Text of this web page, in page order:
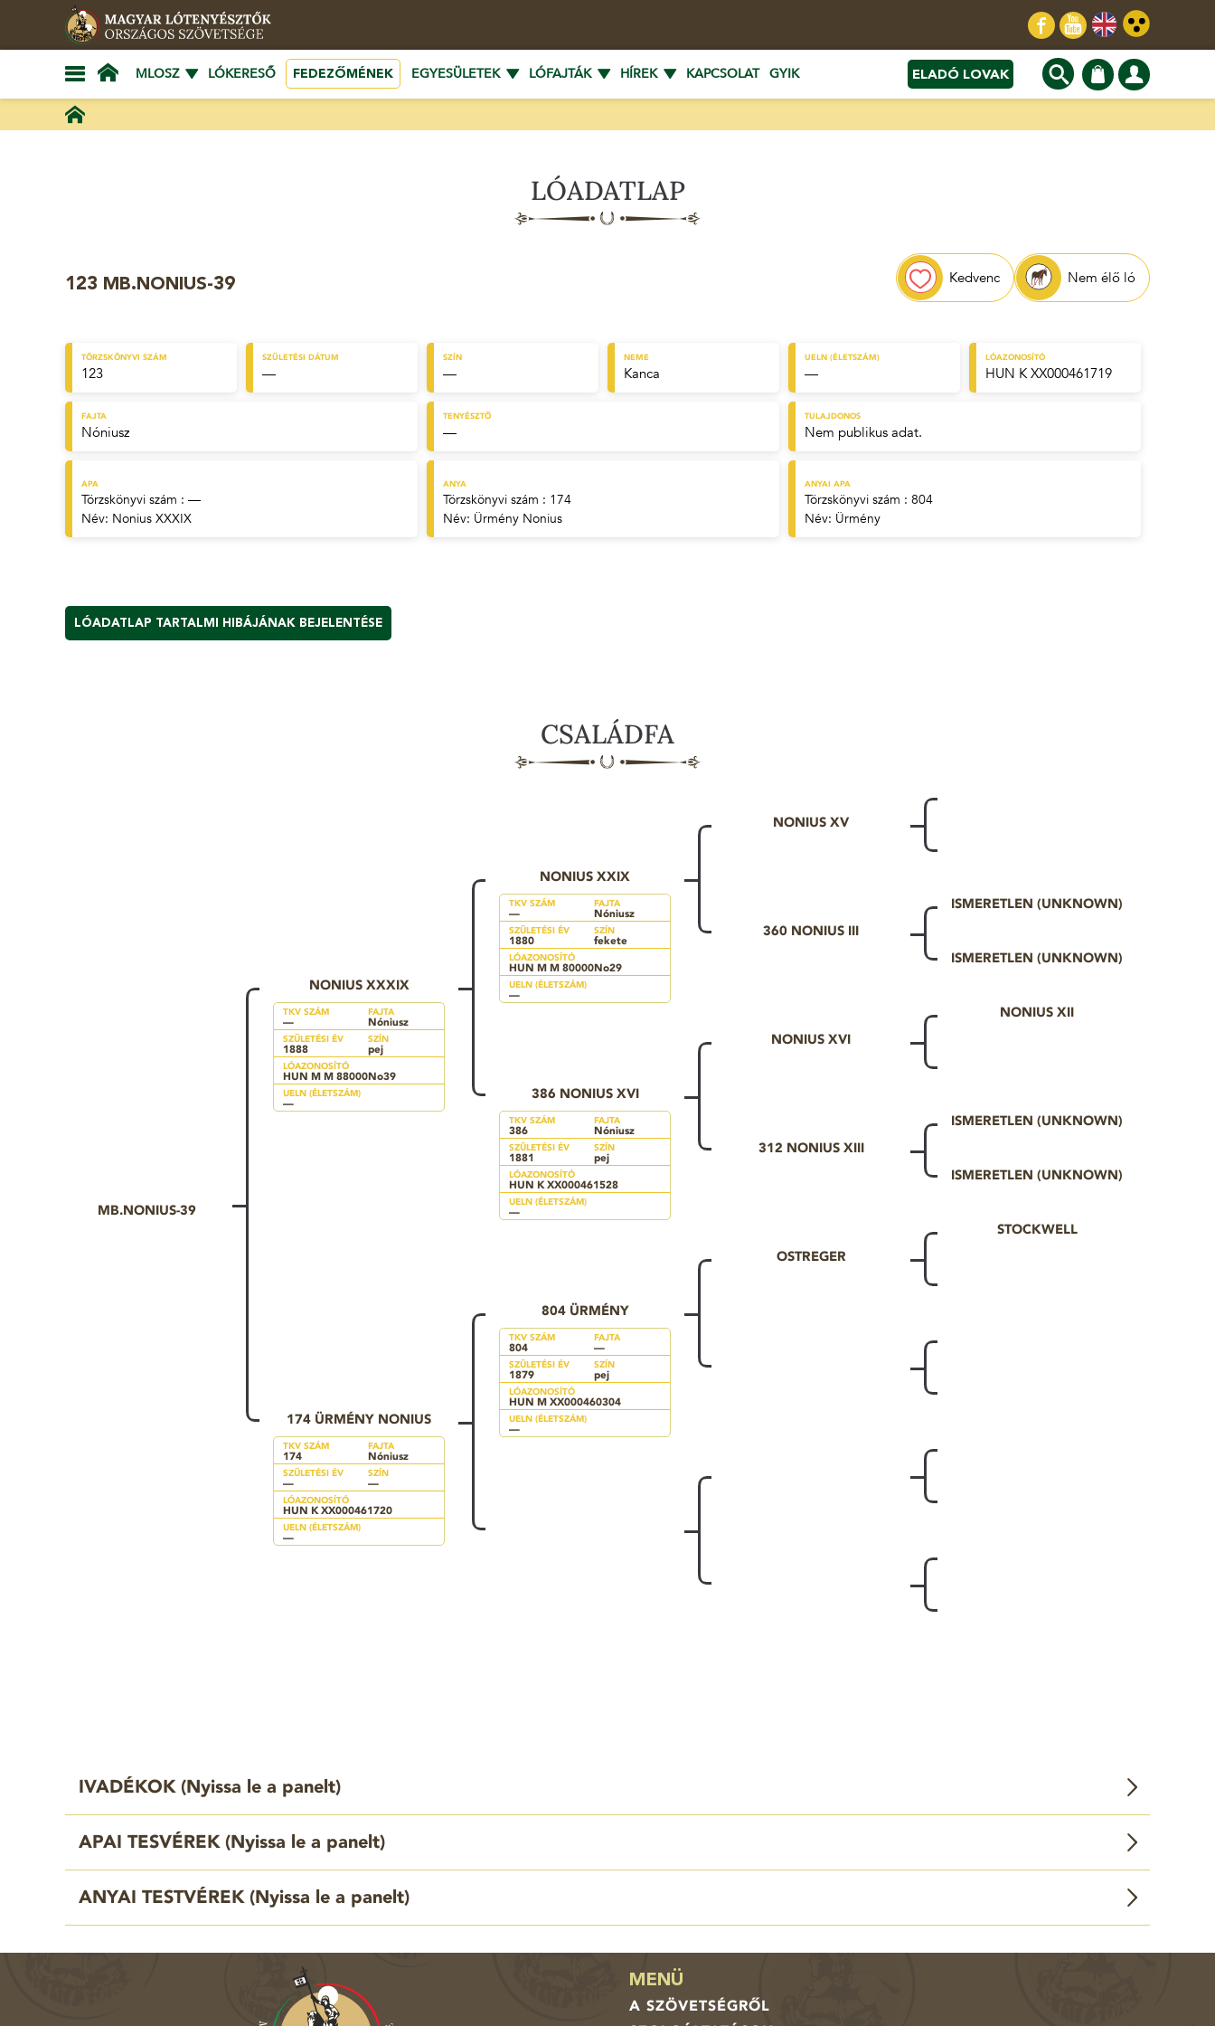
MLOSZ LÓKERESŐ FEDEZŐMÉNEK EGYESÜLETEK LÓFAJTÁK HÍREK KAPCSOLAT GYIK ELADÓ LOVAK
LÓADATLAP
123 MB.NONIUS-39 Kedvenc Nem élő ló
TÖRZSKÖNYVI SZÁM
123
SZÜLETÉSI DÁTUM
—
SZÍN
—
NEME
Kanca
UELN (ÉLETSZÁM)
—
LÓAZONOSÍTÓ
HUN K XX000461719
FAJTA
Nóniusz
TENYÉSZTŐ
—
TULAJDONOS
Nem publikus adat.
APA
Törzskönyvi szám : —
Név: Nonius XXXIX
ANYA
Törzskönyvi szám : 174
Név: Ürmény Nonius
ANYAI APA
Törzskönyvi szám : 804
Név: Ürmény
LÓADATLAP TARTALMI HIBÁJÁNAK BEJELENTÉSE
CSALÁDFA
MB.NONIUS-39
NONIUS XXXIX
TKV SZÁM
—
FAJTA
Nóniusz
SZÜLETÉSI ÉV
1888
SZÍN
pej
LÓAZONOSÍTÓ
HUN M M 88000No39
UELN (ÉLETSZÁM)
—
NONIUS XXIX
TKV SZÁM
—
FAJTA
Nóniusz
SZÜLETÉSI ÉV
1880
SZÍN
fekete
LÓAZONOSÍTÓ
HUN M M 80000No29
UELN (ÉLETSZÁM)
—
NONIUS XV
360 NONIUS III
ISMERETLEN (UNKNOWN)
ISMERETLEN (UNKNOWN)
386 NONIUS XVI
TKV SZÁM
386
FAJTA
Nóniusz
SZÜLETÉSI ÉV
1881
SZÍN
pej
LÓAZONOSÍTÓ
HUN K XX000461528
UELN (ÉLETSZÁM)
—
NONIUS XVI
NONIUS XII
312 NONIUS XIII
ISMERETLEN (UNKNOWN)
ISMERETLEN (UNKNOWN)
174 ÜRMÉNY NONIUS
TKV SZÁM
174
FAJTA
Nóniusz
SZÜLETÉSI ÉV
—
SZÍN
—
LÓAZONOSÍTÓ
HUN K XX000461720
UELN (ÉLETSZÁM)
—
804 ÜRMÉNY
TKV SZÁM
804
FAJTA
—
SZÜLETÉSI ÉV
1879
SZÍN
pej
LÓAZONOSÍTÓ
HUN M XX000460304
UELN (ÉLETSZÁM)
—
OSTREGER
STOCKWELL
IVADÉKOK ( Nyissa le a panelt)
APAI TESVÉREK ( Nyissa le a panelt)
ANYAI TESTVÉREK ( Nyissa le a panelt)
MENÜ
A SZÖVETSÉGRŐL